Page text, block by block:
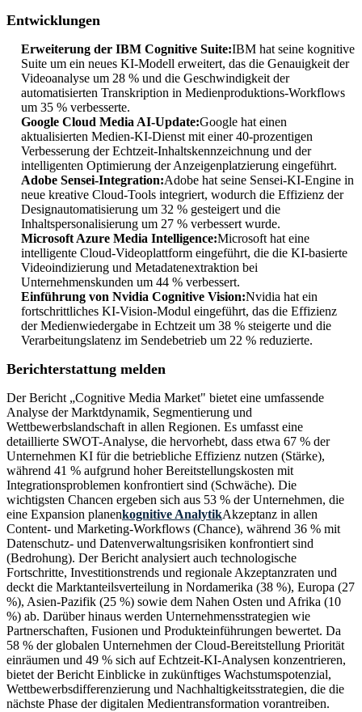
Entwicklungen
Erweiterung der IBM Cognitive Suite:IBM hat seine kognitive
Suite um ein neues KI-Modell erweitert, das die Genauigkeit der
Videoanalyse um 28 % und die Geschwindigkeit der
automatisierten Transkription in Medienproduktions-Workflows
um 35 % verbesserte.
Google Cloud Media AI-Update:Google hat einen
aktualisierten Medien-KI-Dienst mit einer 40-prozentigen
Verbesserung der Echtzeit-Inhaltskennzeichnung und der
intelligenten Optimierung der Anzeigenplatzierung eingeführt.
Adobe Sensei-Integration:Adobe hat seine Sensei-KI-Engine in
neue kreative Cloud-Tools integriert, wodurch die Effizienz der
Designautomatisierung um 32 % gesteigert und die
Inhaltspersonalisierung um 27 % verbessert wurde.
Microsoft Azure Media Intelligence:Microsoft hat eine
intelligente Cloud-Videoplattform eingeführt, die die KI-basierte
Videoindizierung und Metadatenextraktion bei
Unternehmenskunden um 44 % verbessert.
Einführung von Nvidia Cognitive Vision:Nvidia hat ein
fortschrittliches KI-Vision-Modul eingeführt, das die Effizienz
der Medienwiedergabe in Echtzeit um 38 % steigerte und die
Verarbeitungslatenz im Sendebetrieb um 22 % reduzierte.
Berichterstattung melden
Der Bericht „Cognitive Media Market" bietet eine umfassende
Analyse der Marktdynamik, Segmentierung und
Wettbewerbslandschaft in allen Regionen. Es umfasst eine
detaillierte SWOT-Analyse, die hervorhebt, dass etwa 67 % der
Unternehmen KI für die betriebliche Effizienz nutzen (Stärke),
während 41 % aufgrund hoher Bereitstellungskosten mit
Integrationsproblemen konfrontiert sind (Schwäche). Die
wichtigsten Chancen ergeben sich aus 53 % der Unternehmen, die
eine Expansion planenkognitive AnalytikAkzeptanz in allen
Content- und Marketing-Workflows (Chance), während 36 % mit
Datenschutz- und Datenverwaltungsrisiken konfrontiert sind
(Bedrohung). Der Bericht analysiert auch technologische
Fortschritte, Investitionstrends und regionale Akzeptanzraten und
deckt die Marktanteilsverteilung in Nordamerika (38 %), Europa (27
%), Asien-Pazifik (25 %) sowie dem Nahen Osten und Afrika (10
%) ab. Darüber hinaus werden Unternehmensstrategien wie
Partnerschaften, Fusionen und Produkteinführungen bewertet. Da
58 % der globalen Unternehmen der Cloud-Bereitstellung Priorität
einräumen und 49 % sich auf Echtzeit-KI-Analysen konzentrieren,
bietet der Bericht Einblicke in zukünftiges Wachstumspotenzial,
Wettbewerbsdifferenzierung und Nachhaltigkeitsstrategien, die die
nächste Phase der digitalen Medientransformation vorantreiben.